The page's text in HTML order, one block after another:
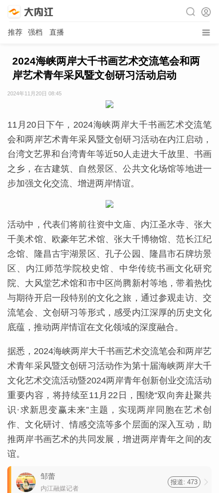
推荐 强档 直播
2024海峡两岸大千书画艺术交流笔会和两
岸艺术青年采风暨文创研习活动启动
2024年11月20日 08:45
11月20日下午，2024海峡两岸大千书画艺术交流笔
会和两岸艺术青年采风暨文创研习活动在内江启动，
台湾文艺界和台湾青年等近50人走进大千故里、书画
之乡，在古建筑、自然景区、公共文化场馆等地进一
步加强文化交流、增进两岸情谊。
活动中，代表们将前往资中文庙、内江圣水寺、张大
千美术馆、欧豪年艺术馆、张大千博物馆、范长江纪
念馆、隆昌古宇湖景区、孔子公园、隆昌市石牌坊景
区、内江师范学院校史馆、中华传统书画文化研究
院、大风堂艺术馆和市中区尚腾新村等地，带着热忱
与期待开启一段特别的文化之旅，通过参观走访、交
流笔会、文创研习等形式，感受内江深厚的历史文化
底蕴，推动两岸情谊在文化领域的深度融合。
据悉，2024海峡两岸大千书画艺术交流笔会和两岸艺
术青年采风暨文创研习活动作为第十届海峡两岸大千
文化艺术交流活动暨2024两岸青年创新创业交流活动
重要内容，将持续至11月22日，围绕“双向奔赴聚共
识·求新思变赢未来”主题，实现两岸同胞在艺术创
作、文化研讨、情感交流等多个层面的深入互动，助
推两岸书画艺术的共同发展，增进两岸青年之间的友
谊。
邹蕾
内江融媒记者
报道: 473